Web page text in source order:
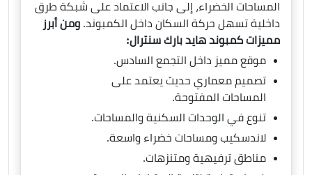
المساحات الخضراء، إلى جانب الاعتماد على شبكة طرق
داخلية تسهل حركة السكان داخل الكمبوند. ومن أبرز
مميزات كمبوند هايد بارك سنترال:
موقع مميز داخل التجمع السادس.
تصميم معماري حديث يعتمد على
المساحات المفتوحة.
تنوع في الوحدات السكنية والمساحات.
لاندسكيب ومساحات خضراء واسعة.
مناطق ترفيهية ومتنزهات.